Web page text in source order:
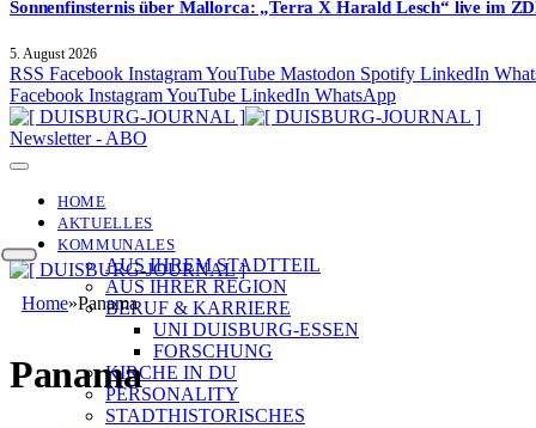
Sonnenfinsternis über Mallorca: „Terra X Harald Lesch“ live im
5. August 2026
RSS Facebook InstagramYouTube Mastodon Spotify LinkedIn
Facebook InstagramYouTube LinkedIn WhatsApp
Newsletter - ABO
HOME
AKTUELLES
KOMMUNALES
AUS IHREM STADTTEIL
AUS IHRER REGION
BERUF & KARRIERE
UNI DUISBURG-ESSEN
FORSCHUNG
KIRCHE IN DU
PERSONALITY
STADTHISTORISCHES
Home»Panama
Panama